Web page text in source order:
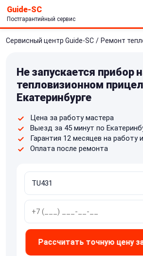
Guide-SC
Постгарантийный сервис
Сервисный центр Guide-SC / Ремонт
Не запускается прибор
тепловизионном
Екатеринбурге
Цена за работу мастера
Выезд за 45 минут по
Гарантия 12 месяцев на работу
Оплата после ремонта
Рассчитать точную цену